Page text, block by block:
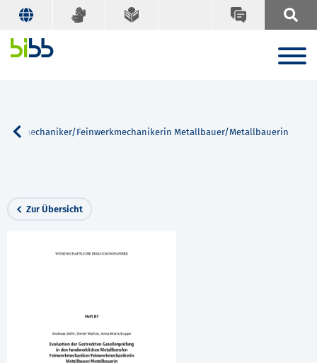
Feinwerkmechanikerin Metallbauer/Metallbauerin
Zur Übersicht